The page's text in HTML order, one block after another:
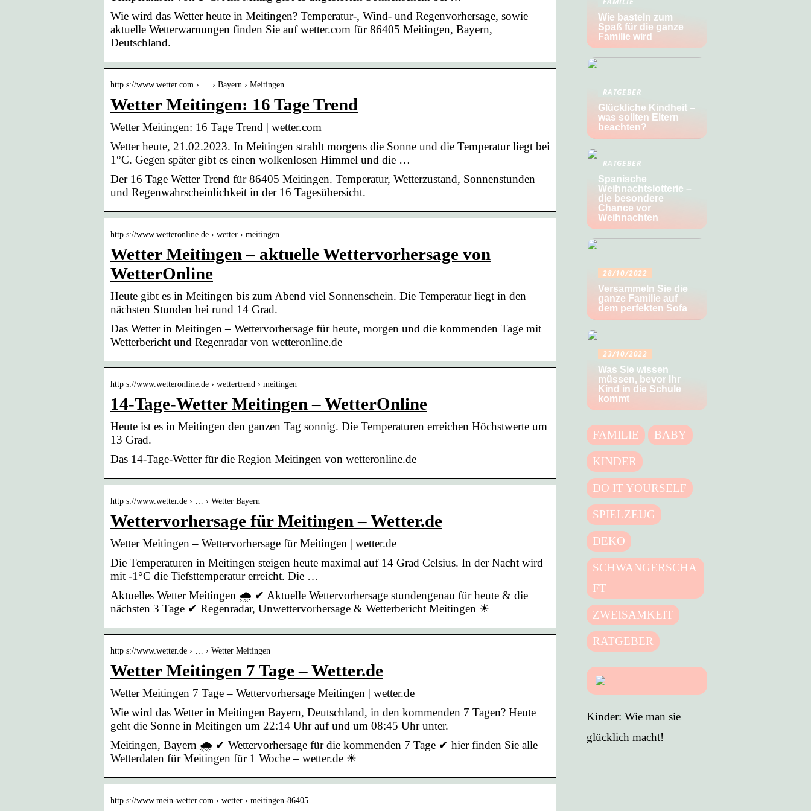
Wie wird das Wetter heute in Meitingen? Temperatur-, Wind- und Regenvorhersage, sowie
aktuelle Wetterwarnungen finden Sie auf wetter.com für 86405 Meitingen, Bayern,
Deutschland.
http s://www.wetter.com › … › Bayern › Meitingen
Wetter Meitingen: 16 Tage Trend
Wetter Meitingen: 16 Tage Trend | wetter.com
Wetter heute, 21.02.2023. In Meitingen strahlt morgens die Sonne und die Temperatur liegt bei
1°C. Gegen später gibt es einen wolkenlosen Himmel und die …
Der 16 Tage Wetter Trend für 86405 Meitingen. Temperatur, Wetterzustand, Sonnenstunden
und Regenwahrscheinlichkeit in der 16 Tagesübersicht.
http s://www.wetteronline.de › wetter › meitingen
Wetter Meitingen – aktuelle Wettervorhersage von
WetterOnline
Heute gibt es in Meitingen bis zum Abend viel Sonnenschein. Die Temperatur liegt in den
nächsten Stunden bei rund 14 Grad.
Das Wetter in Meitingen – Wettervorhersage für heute, morgen und die kommenden Tage mit
Wetterbericht und Regenradar von wetteronline.de
http s://www.wetteronline.de › wettertrend › meitingen
14-Tage-Wetter Meitingen – WetterOnline
Heute ist es in Meitingen den ganzen Tag sonnig. Die Temperaturen erreichen Höchstwerte um
13 Grad.
Das 14-Tage-Wetter für die Region Meitingen von wetteronline.de
http s://www.wetter.de › … › Wetter Bayern
Wettervorhersage für Meitingen – Wetter.de
Wetter Meitingen – Wettervorhersage für Meitingen | wetter.de
Die Temperaturen in Meitingen steigen heute maximal auf 14 Grad Celsius. In der Nacht wird
mit -1°C die Tiefsttemperatur erreicht. Die …
Aktuelles Wetter Meitingen 🌧️ ✔ Aktuelle Wettervorhersage stundengenau für heute & die
nächsten 3 Tage ✔ Regenradar, Unwettervorhersage & Wetterbericht Meitingen ☀
http s://www.wetter.de › … › Wetter Meitingen
Wetter Meitingen 7 Tage – Wetter.de
Wetter Meitingen 7 Tage – Wettervorhersage Meitingen | wetter.de
Wie wird das Wetter in Meitingen Bayern, Deutschland, in den kommenden 7 Tagen? Heute
geht die Sonne in Meitingen um 22:14 Uhr auf und um 08:45 Uhr unter.
Meitingen, Bayern 🌧️ ✔ Wettervorhersage für die kommenden 7 Tage ✔ hier finden Sie alle
Wetterdaten für Meitingen für 1 Woche – wetter.de ☀
http s://www.mein-wetter.com › wetter › meitingen-86405
Wie basteln zum
Spaß für die ganze
Familie wird
RATGEBER
Glückliche Kindheit –
was sollten Eltern
beachten?
RATGEBER
Spanische
Weihnachtslotterie –
die besondere
Chance vor
Weihnachten
28/10/2022
Versammeln Sie die
ganze Familie auf
dem perfekten Sofa
23/10/2022
Was Sie wissen
müssen, bevor Ihr
Kind in die Schule
kommt
FAMILIE BABY
KINDER
DO IT YOURSELF
SPIELZEUG
DEKO
SCHWANGERSCHA
FT
ZWEISAMKEIT
RATGEBER
Kinder: Wie man sie
glücklich macht!